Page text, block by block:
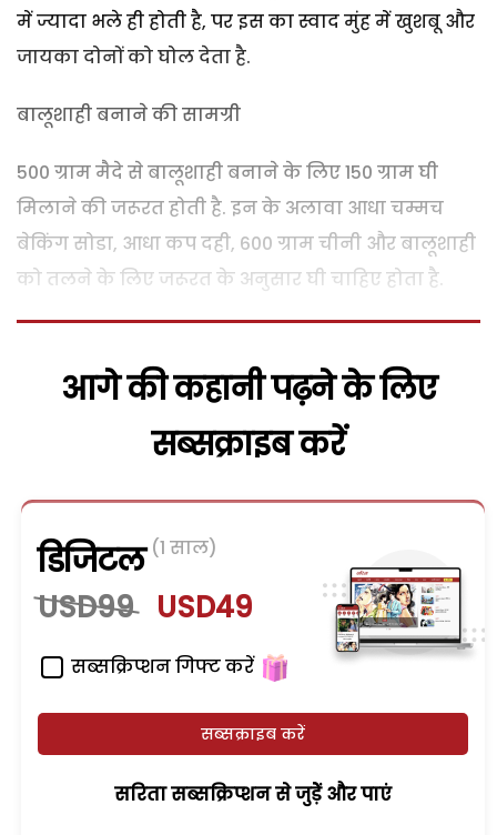
में ज्यादा भले ही होती है, पर इस का स्वाद मुंह में खुशबू और
जायका दोनों को घोल देता है.
बालूशाही बनाने की सामग्री
500 ग्राम मैदे से बालूशाही बनाने के लिए 150 ग्राम घी
मिलाने की जरूरत होती है. इन के अलावा आधा चम्मच
बेकिंग सोडा, आधा कप दही, 600 ग्राम चीनी और बालूशाही
को तलने के लिए जरूरत के अनुसार घी चाहिए होता है.
आगे की कहानी पढ़ने के लिए
सब्सक्राइब करें
डिजिटल (1 साल)
USD99 USD49
सब्सक्रिप्शन गिफ्ट करें
सब्सक्राइब करें
सरिता सब्सक्रिप्शन से जुड़ेें और पाएं